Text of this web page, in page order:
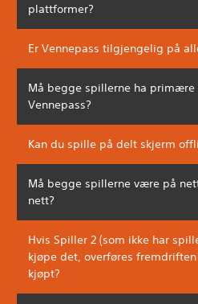
plattformer?
Er Vennepass tilgjengelig på
Må begge spillerne ha primære
Vennepass?
Kan du spille på delt skjerm
Må begge spillerne være på
nett?
Hvis Spiller 2 (som ikke har
kjøpe det, overføres
kjøpt?